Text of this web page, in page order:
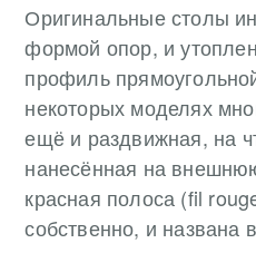
Оригинальные столы
формой опор, и
профиль
некоторых моделях
ещё и раздвижная, на
нанесённая на
красная полоса (fil
собственно, и названа